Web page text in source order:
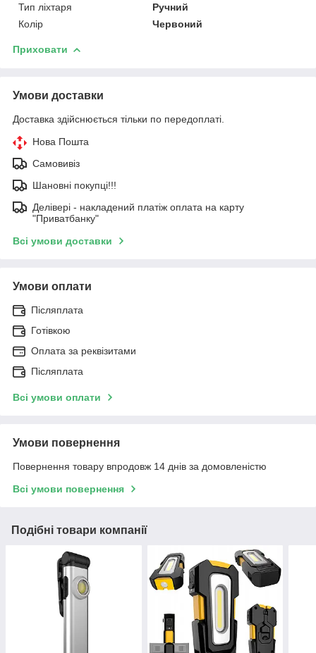
Тип ліхтаря
Ручний
Колір
Червоний
Приховати
Умови доставки
Доставка здійснюється тільки по передоплаті.
Нова Пошта
Самовивіз
Шановні покупці!!!
Делівері - накладений платіж оплата на карту
"Приватбанку"
Всі умови доставки
Умови оплати
Післяплата
Готівкою
Оплата за реквізитами
Післяплата
Всі умови оплати
Умови повернення
Повернення товару впродовж 14 днів за домовленістю
Всі умови повернення
Подібні товари компанії